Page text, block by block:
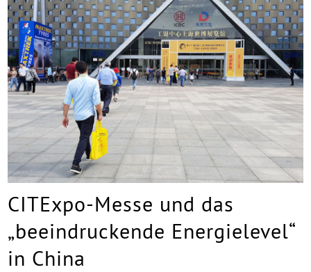
CITExpo-Messe und das
„beeindruckende Energielevel“
in China